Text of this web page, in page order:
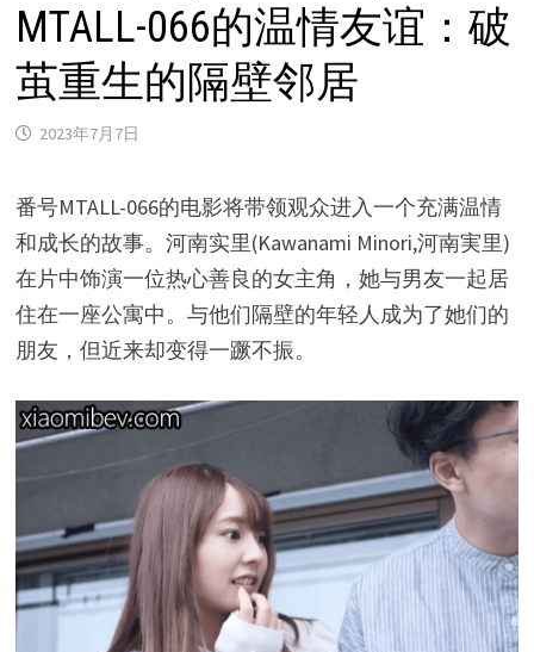
MTALL-066的温情友谊：破
茧重生的隔壁邻居
2023年7月7日
番号MTALL-066的电影将带领观众进入一个充满温情
和成长的故事。河南实里(Kawanami Minori,河南実里)
在片中饰演一位热心善良的女主角，她与男友一起居
住在一座公寓中。与他们隔壁的年轻人成为了她们的
朋友，但近来却变得一蹶不振。